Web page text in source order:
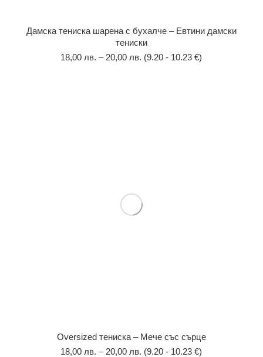
Дамска тениска шарена с бухалче – Евтини дамски
тениски
18,00 лв. – 20,00 лв. (9.20 - 10.23 €)
Оversized тениска – Мече със сърце
18,00 лв. – 20,00 лв. (9.20 - 10.23 €)